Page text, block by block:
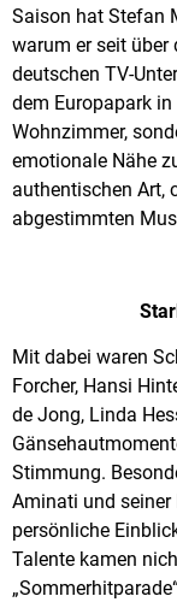
Saison hat Stefan
warum er seit über
deutschen TV-
dem Europapark
Wohnzimmer,
emotionale Nähe
authentischen Art,
abgestimmten
Mit dabei waren
Forcher, Hansi
de Jong, Linda
Stimmung.
Aminati und seiner
persönliche
Talente kamen